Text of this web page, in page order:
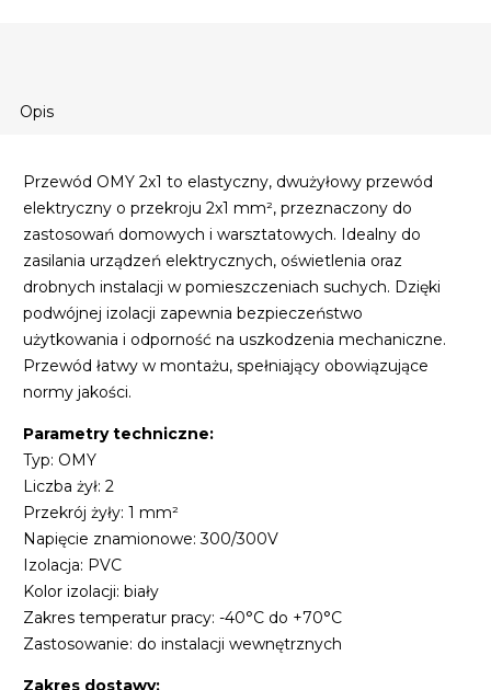
Opis
Przewód OMY 2x1 to elastyczny, dwużyłowy przewód
elektryczny o przekroju 2x1 mm², przeznaczony do
zastosowań domowych i warsztatowych. Idealny do
zasilania urządzeń elektrycznych, oświetlenia oraz
drobnych instalacji w pomieszczeniach suchych. Dzięki
podwójnej izolacji zapewnia bezpieczeństwo
użytkowania i odporność na uszkodzenia mechaniczne.
Przewód łatwy w montażu, spełniający obowiązujące
normy jakości.
Parametry techniczne:
Typ: OMY
Liczba żył: 2
Przekrój żyły: 1 mm²
Napięcie znamionowe: 300/300V
Izolacja: PVC
Kolor izolacji: biały
Zakres temperatur pracy: -40°C do +70°C
Zastosowanie: do instalacji wewnętrznych
Zakres dostawy: